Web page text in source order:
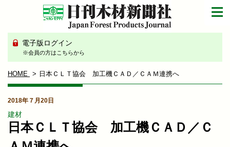
電子版ログイン
※会員の方はこちらから
HOME 日本ＣＬＴ協会 加工機ＣＡＤ／ＣＡＭ連携へ
2018年７月20日
建材
日本ＣＬＴ協会 加工機ＣＡＤ／Ｃ